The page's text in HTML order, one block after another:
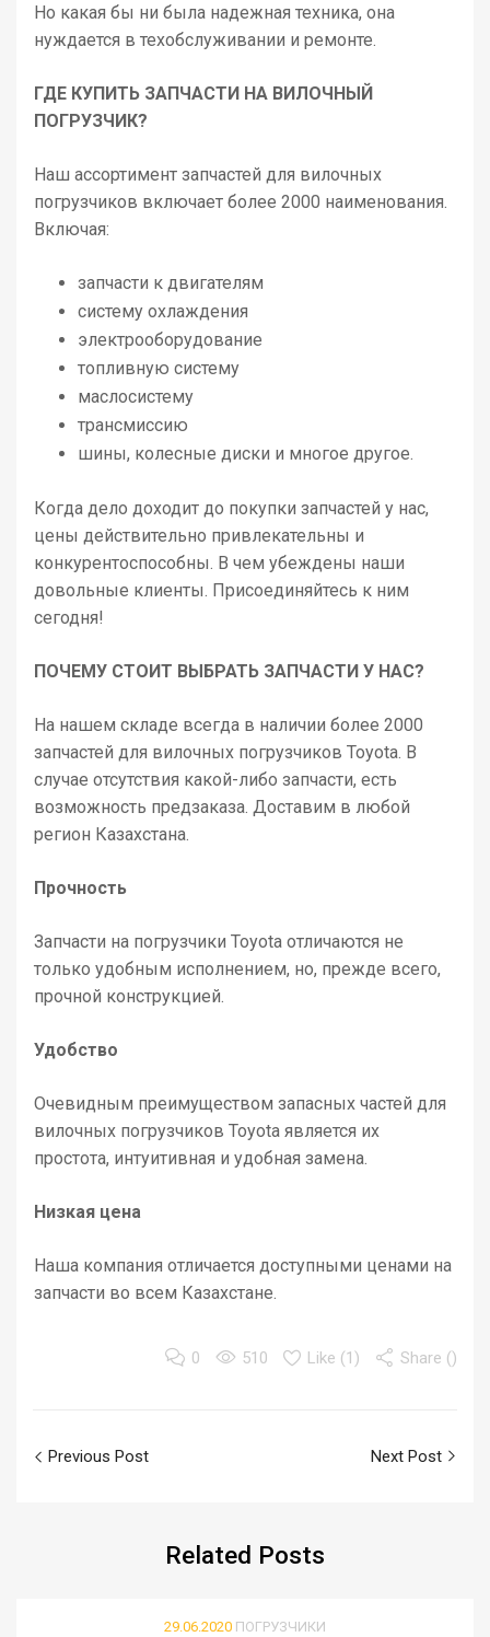
Но какая бы ни была надежная техника, она
нуждается в техобслуживании и ремонте.
ГДЕ КУПИТЬ ЗАПЧАСТИ НА ВИЛОЧНЫЙ
ПОГРУЗЧИК?
Наш ассортимент запчастей для вилочных
погрузчиков включает более 2000 наименования.
Включая:
запчасти к двигателям
систему охлаждения
электрооборудование
топливную систему
маслосистему
трансмиссию
шины, колесные диски и многое другое.
Когда дело доходит до покупки запчастей у нас,
цены действительно привлекательны и
конкурентоспособны. В чем убеждены наши
довольные клиенты. Присоединяйтесь к ним
сегодня!
ПОЧЕМУ СТОИТ ВЫБРАТЬ ЗАПЧАСТИ У НАС?
На нашем складе всегда в наличии более 2000
запчастей для вилочных погрузчиков Toyota. В
случае отсутствия какой-либо запчасти, есть
возможность предзаказа. Доставим в любой
регион Казахстана.
Прочность
Запчасти на погрузчики Toyota отличаются не
только удобным исполнением, но, прежде всего,
прочной конструкцией.
Удобство
Очевидным преимуществом запасных частей для
вилочных погрузчиков Toyota является их
простота, интуитивная и удобная замена.
Низкая цена
Наша компания отличается доступными ценами на
запчасти во всем Казахстане.
0 510 Like (1) Share ()
Previous Post Next Post
Related Posts
29.06.2020 ПОГРУЗЧИКИ